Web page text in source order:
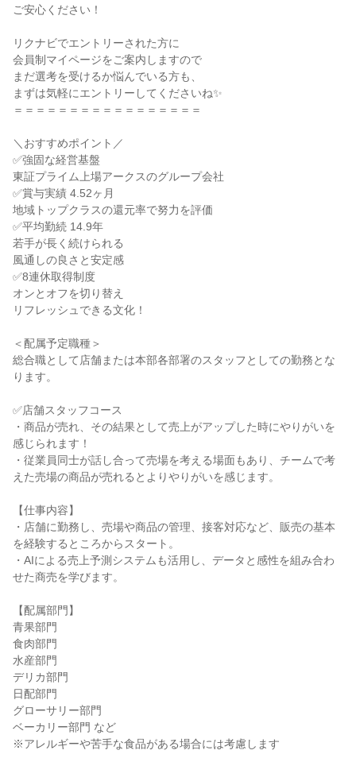
ご安心ください！
リクナビでエントリーされた方に
会員制マイページをご案内しますので
まだ選考を受けるか悩んでいる方も、
まずは気軽にエントリーしてくださいね✨
＝＝＝＝＝＝＝＝＝＝＝＝＝＝＝＝＝
＼おすすめポイント／
✅強固な経営基盤
東証プライム上場アークスのグループ会社
✅賞与実績 4.52ヶ月
地域トップクラスの還元率で努力を評価
✅平均勤続 14.9年
若手が長く続けられる
風通しの良さと安定感
✅8連休取得制度
オンとオフを切り替え
リフレッシュできる文化！
＜配属予定職種＞
総合職として店舗または本部各部署のスタッフとしての勤務とな
ります。
✅店舗スタッフコース
・商品が売れ、その結果として売上がアップした時にやりがいを
感じられます！
・従業員同士が話し合って売場を考える場面もあり、チームで考
えた売場の商品が売れるとよりやりがいを感じます。
【仕事内容】
・店舗に勤務し、売場や商品の管理、接客対応など、販売の基本
を経験するところからスタート。
・AIによる売上予測システムも活用し、データと感性を組み合わ
せた商売を学びます。
【配属部門】
青果部門
食肉部門
水産部門
デリカ部門
日配部門
グローサリー部門
ベーカリー部門 など
※アレルギーや苦手な食品がある場合には考慮します